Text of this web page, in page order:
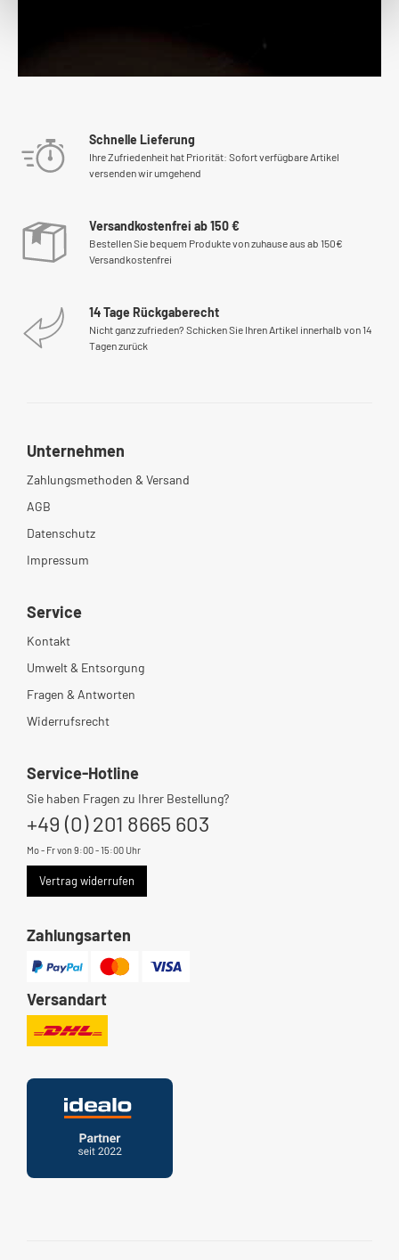
Schnelle Lieferung
Ihre Zufriedenheit hat Priorität: Sofort verfügbare Artikel
versenden wir umgehend
Versandkostenfrei ab 150 €
Bestellen Sie bequem Produkte von zuhause aus ab 150€
Versandkostenfrei
14 Tage Rückgaberecht
Nicht ganz zufrieden? Schicken Sie Ihren Artikel innerhalb von 14
Tagen zurück
Unternehmen
Zahlungsmethoden & Versand
AGB
Datenschutz
Impressum
Service
Kontakt
Umwelt & Entsorgung
Fragen & Antworten
Widerrufsrecht
Service-Hotline
Sie haben Fragen zu Ihrer Bestellung?
+49 (0) 201 8665 603
Mo - Fr von 9:00 - 15:00 Uhr
Vertrag widerrufen
Zahlungsarten
Versandart